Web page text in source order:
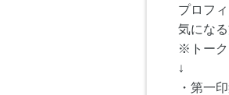
プロフ
気にな
※トーク
↓
・第一